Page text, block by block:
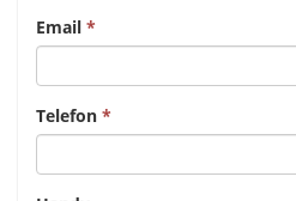
Email
Telefon